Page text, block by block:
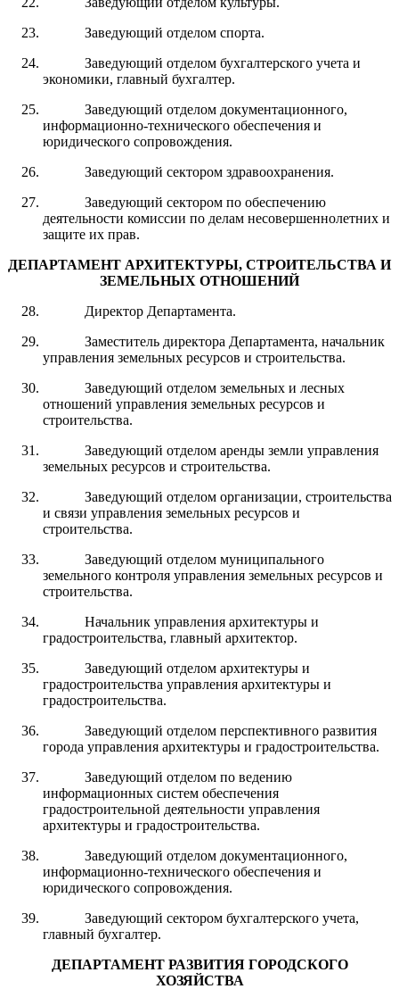
Заведующий отделом спорта.
Заведующий отделом бухгалтерского учета и
экономики, главный бухгалтер.
Заведующий отделом документационного,
информационно-технического обеспечения и
юридического сопровождения.
Заведующий сектором здравоохранения.
Заведующий сектором по обеспечению
деятельности комиссии по делам несовершеннолетних и
защите их прав.
ДЕПАРТАМЕНТ АРХИТЕКТУРЫ, СТРОИТЕЛЬСТВА И
ЗЕМЕЛЬНЫХ ОТНОШЕНИЙ
Директор Департамента.
Заместитель директора Департамента, начальник
управления земельных ресурсов и строительства.
Заведующий отделом земельных и лесных
отношений управления земельных ресурсов и
строительства.
Заведующий отделом аренды земли управления
земельных ресурсов и строительства.
Заведующий отделом организации, строительства
и связи управления земельных ресурсов и
строительства.
Заведующий отделом муниципального
земельного контроля управления земельных ресурсов и
строительства.
Начальник управления архитектуры и
градостроительства, главный архитектор.
Заведующий отделом архитектуры и
градостроительства управления архитектуры и
градостроительства.
Заведующий отделом перспективного развития
города управления архитектуры и градостроительства.
Заведующий отделом по ведению
информационных систем обеспечения
градостроительной деятельности управления
архитектуры и градостроительства.
Заведующий отделом документационного,
информационно-технического обеспечения и
юридического сопровождения.
Заведующий сектором бухгалтерского учета,
главный бухгалтер.
ДЕПАРТАМЕНТ РАЗВИТИЯ ГОРОДСКОГО
ХОЗЯЙСТВА